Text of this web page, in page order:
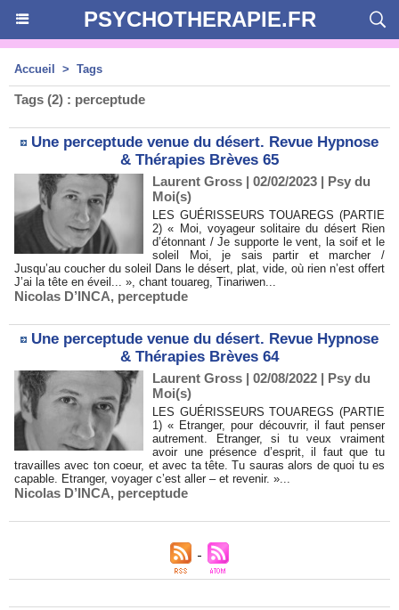
PSYCHOTHERAPIE.FR
Accueil > Tags
Tags (2) : perceptude
Une perceptude venue du désert. Revue Hypnose
& Thérapies Brèves 65
Laurent Gross | 02/02/2023 | Psy du
Moi(s)
LES GUÉRISSEURS TOUAREGS (PARTIE
2) « Moi, voyageur solitaire du désert Rien
d’étonnant / Je supporte le vent, la soif et le
soleil Moi, je sais partir et marcher /
Jusqu’au coucher du soleil Dans le désert, plat, vide, où rien n’est offert
J’ai la tête en éveil... », chant touareg, Tinariwen...
Nicolas D’INCA, perceptude
Une perceptude venue du désert. Revue Hypnose
& Thérapies Brèves 64
Laurent Gross | 02/08/2022 | Psy du
Moi(s)
LES GUÉRISSEURS TOUAREGS (PARTIE
1) « Etranger, pour découvrir, il faut penser
autrement. Etranger, si tu veux vraiment
avoir une présence d’esprit, il faut que tu
travailles avec ton coeur, et avec ta tête. Tu sauras alors de quoi tu es
capable. Etranger, voyager c’est aller – et revenir. »...
Nicolas D’INCA, perceptude